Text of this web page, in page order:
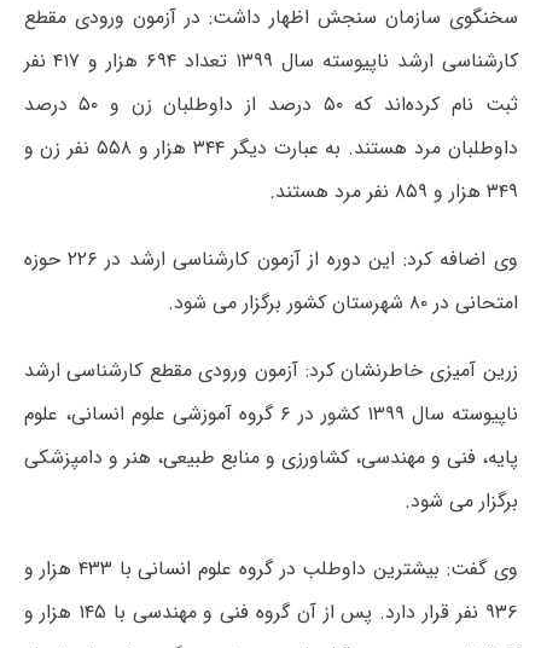
سخنگوی سازمان سنجش اظهار داشت: در آزمون ورودی مقطع
کارشناسی ارشد ناپیوسته سال ۱۳۹۹ تعداد ۶۹۴ هزار و ۴۱۷ نفر
ثبت نام کرده‌اند که ۵۰ درصد از داوطلبان زن و ۵۰ درصد
داوطلبان مرد هستند. به عبارت دیگر ۳۴۴ هزار و ۵۵۸ نفر زن و
۳۴۹ هزار و ۸۵۹ نفر مرد هستند.
وی اضافه کرد: این دوره از آزمون کارشناسی ارشد در ۲۲۶ حوزه
امتحانی در ۸۰ شهرستان کشور برگزار می شود.
زرین آمیزی خاطرنشان کرد: آزمون ورودی مقطع کارشناسی ارشد
ناپیوسته سال ۱۳۹۹ کشور در ۶ گروه آموزشی علوم انسانی، علوم
پایه، فنی و مهندسی، کشاورزی و منابع طبیعی، هنر و دامپزشکی
برگزار می شود.
وی گفت: بیشترین داوطلب در گروه علوم انسانی با ۴۳۳ هزار و
۹۳۶ نفر قرار دارد. پس از آن گروه فنی و مهندسی با ۱۴۵ هزار و